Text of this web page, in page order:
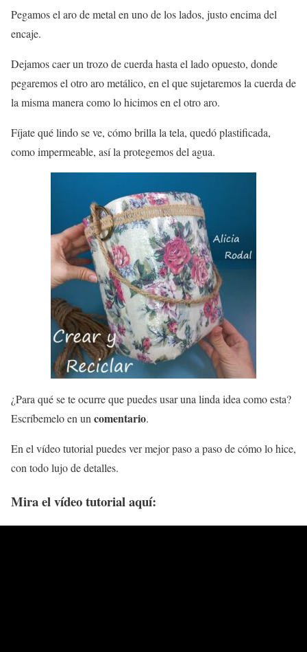
Pegamos el aro de metal en uno de los lados, justo encima del
encaje.
Dejamos caer un trozo de cuerda hasta el lado opuesto, donde
pegaremos el otro aro metálico, en el que sujetaremos la cuerda de
la misma manera como lo hicimos en el otro aro.
Fíjate qué lindo se ve, cómo brilla la tela, quedó plastificada,
como impermeable, así la protegemos del agua.
¿Para qué se te ocurre que puedes usar una linda idea como esta?
Escríbemelo en uncomentario.
En el vídeo tutorial puedes ver mejor paso a paso de cómo lo hice,
con todo lujo de detalles.
Mira el vídeo tutorial aquí: